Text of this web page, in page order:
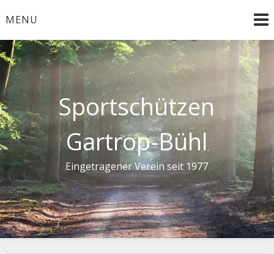
toMENU
Sportschützen
Gartrop-Bühl
Eingetragener Verein seit 1977